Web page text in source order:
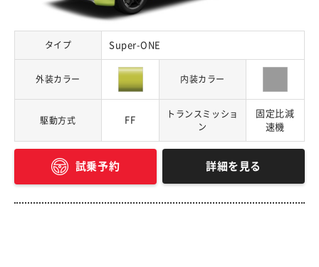
タイプ Super-ONE
外装カラー 内装カラー
駆動方式 FF
トランスミッショ
ン
固定比減
速機
試乗予約 詳細を見る